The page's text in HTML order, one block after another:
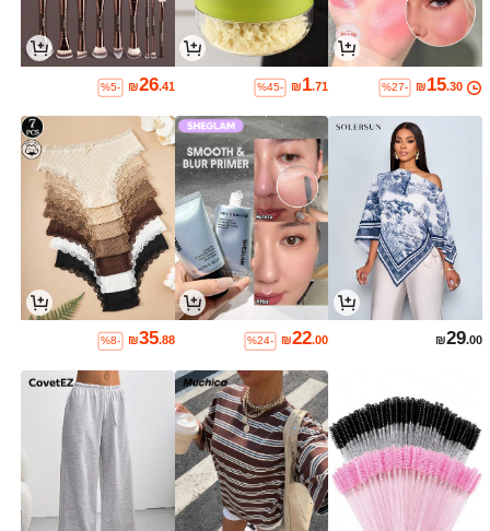
₪15.30
%27-
₪1.71
%45-
₪26.41
%5-
₪29.00
₪22.00
%24-
₪35.88
%8-